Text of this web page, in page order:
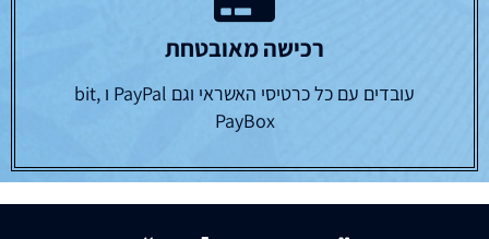
רכישה מאובטחת
עובדים עם כל כרטיסי האשראי וגם PayPal ו bit,
PayBox